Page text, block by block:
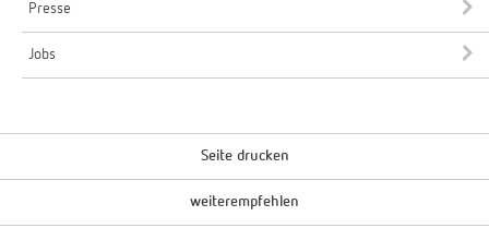
Presse
Jobs
Seite drucken
weiterempfehlen